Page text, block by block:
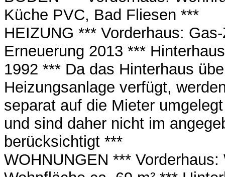
Küche PVC, Bad Fliesen ***
HEIZUNG *** Vorderhaus:
Erneuerung 2013 ***
1992 *** Da das Hinterhaus
Heizungsanlage verfügt,
separat auf die Mieter
und sind daher nicht im
berücksichtigt ***
WOHNUNGEN ***